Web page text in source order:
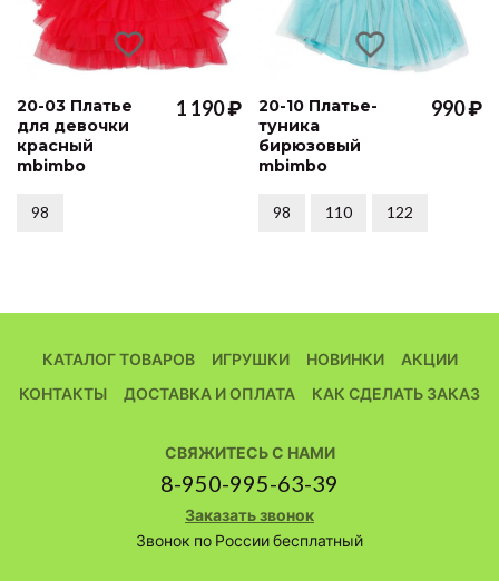
20-03 Платье
для девочки
красный
mbimbo
1 190 ₽
98
20-10 Платье-
туника
бирюзовый
mbimbo
990 ₽
98 110 122
КАТАЛОГ ТОВАРОВ ИГРУШКИ НОВИНКИ
АКЦИИ
КОНТАКТЫ
ДОСТАВКА И ОПЛАТА КАК СДЕЛАТЬ ЗАКАЗ
СВЯЖИТЕСЬ С НАМИ
8-950-995-63-39
Заказать звонок
Звонок по России бесплатный